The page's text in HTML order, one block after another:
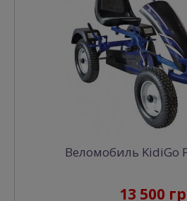
Веломобиль KidiGo
13 500